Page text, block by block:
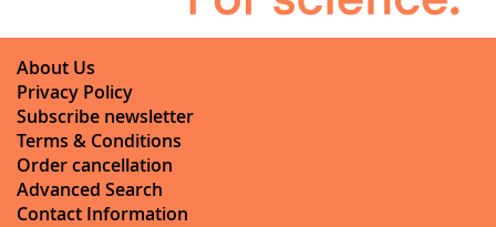
About Us
Privacy Policy
Subscribe newsletter
Terms & Conditions
Order cancellation
Advanced Search
Contact Information